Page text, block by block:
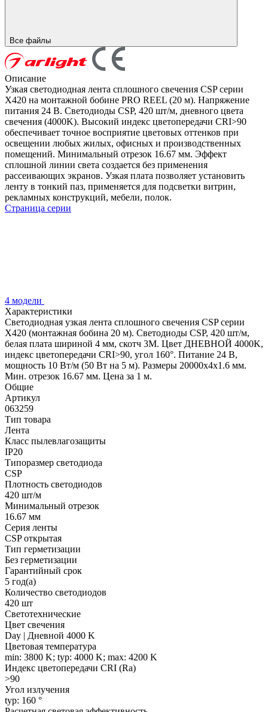
Все файлы
Описание
Узкая светодиодная лента сплошного свечения CSP серии
X420 на монтажной бобине PRO REEL (20 м). Напряжение
питания 24 В. Светодиоды CSP, 420 шт/м, дневного цвета
свечения (4000K). Высокий индекс цветопередачи CRI>90
обеспечивает точное восприятие цветовых оттенков при
освещении любых жилых, офисных и производственных
помещений. Минимальный отрезок 16.67 мм. Эффект
сплошной линии света создается без применения
рассеивающих экранов. Узкая плата позволяет установить
ленту в тонкий паз, применяется для подсветки витрин,
рекламных конструкций, мебели, полок.
Страница серии
4 модели
Характеристики
Светодиодная узкая лента сплошного свечения CSP серии
X420 (монтажная бобина 20 м). Светодиоды CSP, 420 шт/м,
белая плата шириной 4 мм, скотч 3M. Цвет ДНЕВНОЙ 4000K,
индекс цветопередачи CRI>90, угол 160°. Питание 24 В,
мощность 10 Вт/м (50 Вт на 5 м). Размеры 20000х4х1.6 мм.
Мин. отрезок 16.67 мм. Цена за 1 м.
Общие
Артикул
063259
Тип товара
Лента
Класс пылевлагозащиты
IP20
Типоразмер светодиода
CSP
Плотность светодиодов
420 шт/м
Минимальный отрезок
16.67 мм
Серия ленты
CSP открытая
Тип герметизации
Без герметизации
Гарантийный срок
5 год(а)
Количество светодиодов
420 шт
Светотехнические
Цвет свечения
Day | Дневной 4000 K
Цветовая температура
min: 3800 K; typ: 4000 K; max: 4200 K
Индекс цветопередачи CRI (Ra)
>90
Угол излучения
typ: 160 °